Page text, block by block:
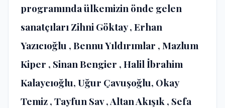
programında ülkemizin önde gelen
sanatçıları Zihni Göktay , Erhan
Yazıcıoğlu , Bennu Yıldırımlar , Mazlum
Kiper , Sinan Bengier , Halil İbrahim
Kalaycıoğlu, Uğur Çavuşoğlu, Okay
Temiz , Tayfun Sav , Altan Akışık , Sefa